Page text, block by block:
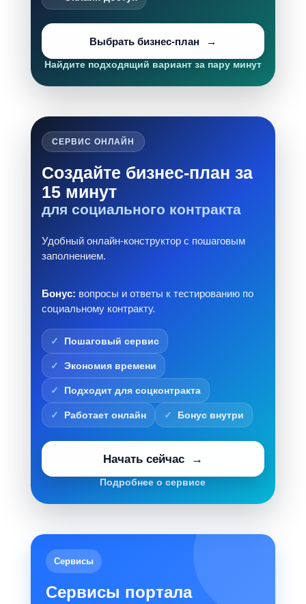
Выбрать бизнес-план
Найдите подходящий вариант за пару минут
СЕРВИС ОНЛАЙН
Создайте бизнес-план за
15 минут
для социального контракта
Удобный онлайн-конструктор с пошаговым
заполнением.
Бонус: вопросы и ответы к тестированию по
социальному контракту.
Пошаговый сервис
Экономия времени
Подходит для соцконтракта
Работает онлайн Бонус внутри
Начать сейчас
Подробнее о сервисе
Сервисы
Сервисы портала